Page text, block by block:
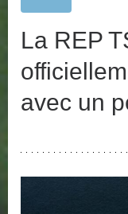
La REP
avec un